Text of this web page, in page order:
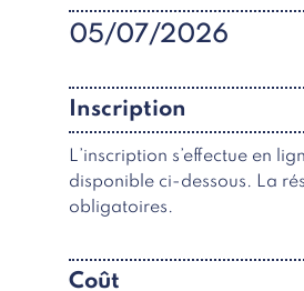
05/07/2026
Inscription
L’inscription s’effectue en
disponible ci-dessous. La
obligatoires.
Coût